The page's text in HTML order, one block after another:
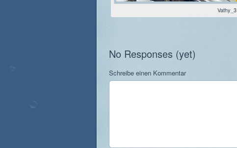
Vathy_3
No Responses (yet)
Schreibe einen Kommentar